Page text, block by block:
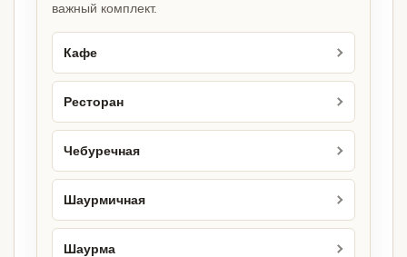
важный комплект.
Кафе
Ресторан
Чебуречная
Шаурмичная
Шаурма